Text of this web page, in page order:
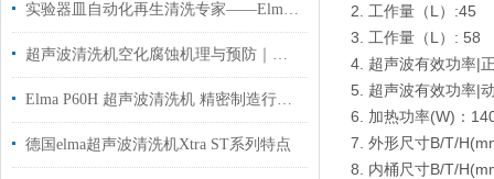
实验器皿自动化再生清洗专家——Elma实验室清洗机应用解析
超声波清洗机空化腐蚀机理与预防｜德国 Elma 工厂专业解答
Elma P60H 超声波清洗机 精密制造行业应用解析
德国elma超声波清洗机Xtra ST系列特点
2. 工作量（L）:45
3. 工作量（L）: 58
4. 超声波有效功率|
5. 超声波有效功率|
6. 加热功率(W)：
7. 外形尺寸B/T/
8. 内桶尺寸B/T/